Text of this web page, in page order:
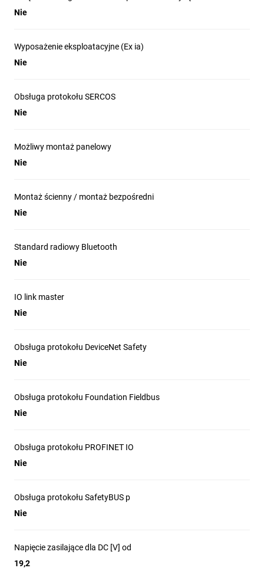
Nie
Wyposażenie eksploatacyjne (Ex ia)
Nie
Obsługa protokołu SERCOS
Nie
Możliwy montaż panelowy
Nie
Montaż ścienny / montaż bezpośredni
Nie
Standard radiowy Bluetooth
Nie
IO link master
Nie
Obsługa protokołu DeviceNet Safety
Nie
Obsługa protokołu Foundation Fieldbus
Nie
Obsługa protokołu PROFINET IO
Nie
Obsługa protokołu SafetyBUS p
Nie
Napięcie zasilające dla DC [V] od
19,2